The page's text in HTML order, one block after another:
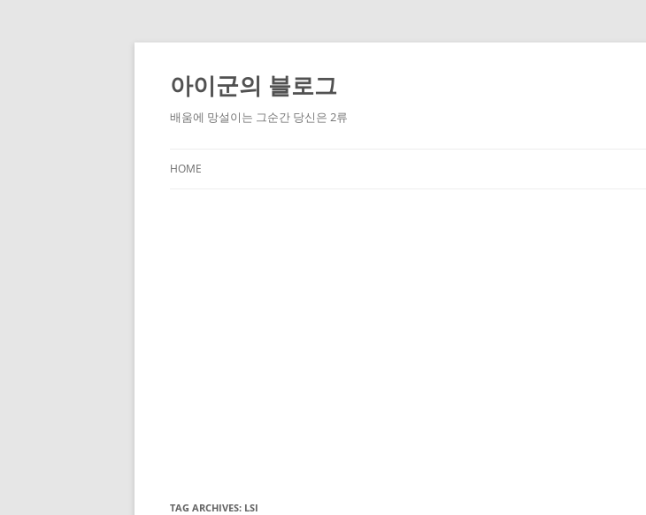
Skip
content
아이군의 블로그
배움에 망설이는 그순간 당신은 2류
HOME
TAG ARCHIVES: LSI